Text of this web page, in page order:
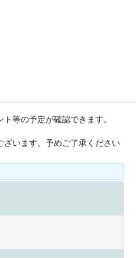
等の予定が確認できます。
います。予めご了承ください